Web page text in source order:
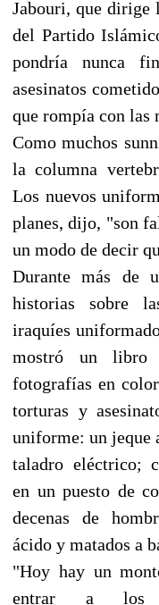
Jabouri, que dirige
del Partido
pondría nunca
asesinatos
que rompía con
Como muchos
la columna
Los nuevos
planes, dijo, "son
un modo de decir
Durante más de
historias sobre
iraquíes
mostró un libro
fotografías en
torturas y
uniforme: un jeque
taladro eléctrico;
en un puesto de
decenas de
ácido y matados a
"Hoy hay un
entrar a los